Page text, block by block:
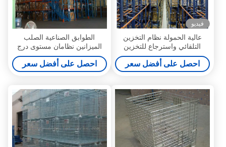
فيديو
عالية الحمولة نظام التخزين
التلقائي واسترجاع للتخزين
الصناعي، 4000kg
احصل على أفضل سعر
الطوابق الصناعية الصلب
الميزانين نظامان مستوى درج
المخزن
احصل على أفضل سعر